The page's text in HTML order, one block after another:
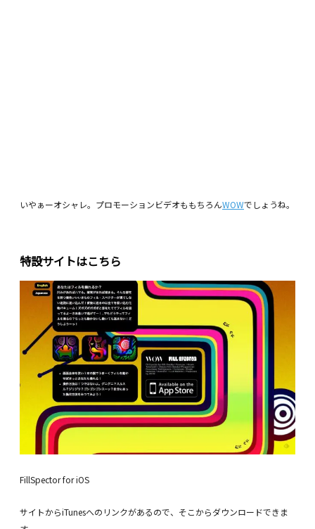
いやぁーオシャレ。プロモーションビデオももちろんWOWでしょうね。
特設サイトはこちら
FillSpector for iOS
サイトからiTunesへのリンクがあるので、そこからダウンロードできま